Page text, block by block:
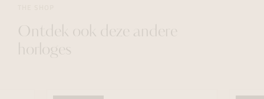
Ontdek ook deze andere
horloges